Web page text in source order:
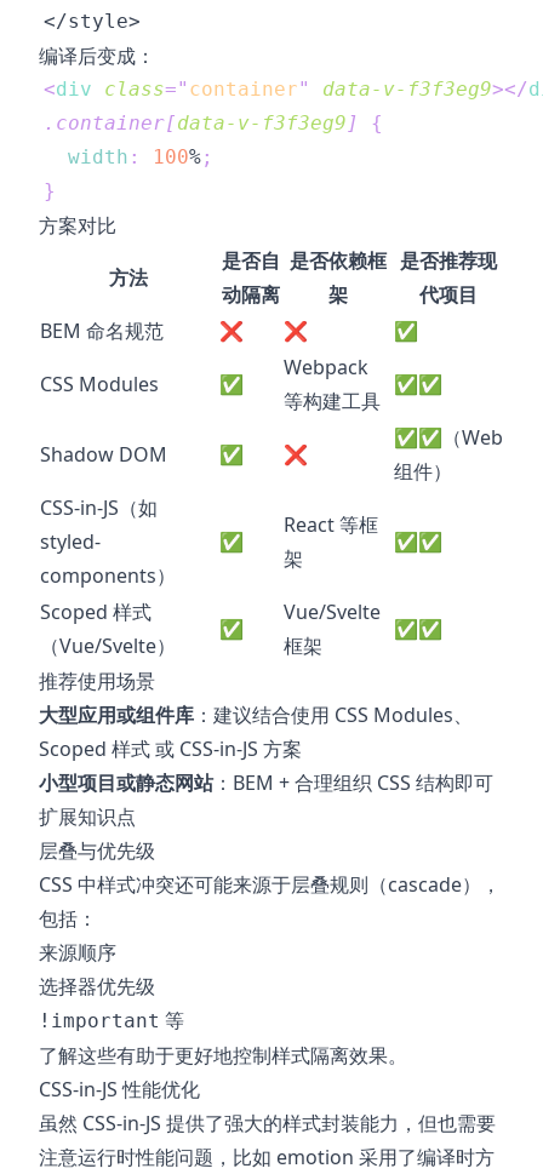
编译后变成：
<div class=" container" data-v-f3f3eg9></
.container[data-v-f3f3eg9 ]
{
width : 100% ;
}
方案对比
方法
是否自
动隔离
是否依赖框
架
是否推荐现
代项目
BEM 命名规范
❌ ❌
✅
CSS Modules
✅
Webpack
等构建工具
✅✅
Shadow DOM ✅ ❌
✅✅（Web
组件）
CSS-in-JS（如
styled-
components）
✅
React 等框
架
✅✅
Scoped 样式
（Vue/Svelte）
✅
Vue/Svelte
框架
✅✅
推荐使用场景
大型应用或组件库 ：建议结合使用 CSS Modules、
Scoped 样式 或 CSS-in-JS 方案
小型项目或静态网站：BEM + 合理组织 CSS 结构即可
扩展知识点
层叠与优先级
CSS 中样式冲突还可能来源于层叠规则（cascade），
包括：
来源顺序
选择器优先级
!important 等
了解这些有助于更好地控制样式隔离效果。
CSS-in-JS 性能优化
虽然 CSS-in-JS 提供了强大的样式封装能力，但也需要
注意运行时性能问题，比如 emotion 采用了编译时方